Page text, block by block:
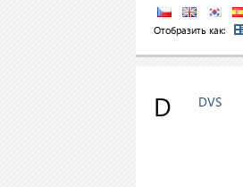
Отобразить как:
D DVS